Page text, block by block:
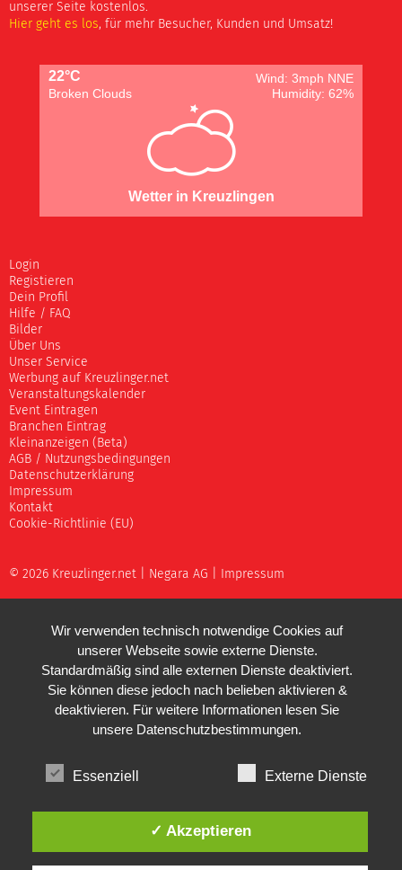
unserer Seite kostenlos.
Hier geht es los, für mehr Besucher, Kunden und Umsatz!
22°C
Wind: 3mph NNE
Broken Clouds
Humidity: 62%
Wetter in Kreuzlingen
Login
Registieren
Dein Profil
Hilfe / FAQ
Bilder
Über Uns
Unser Service
Werbung auf Kreuzlinger.net
Veranstaltungskalender
Event Eintragen
Branchen Eintrag
Kleinanzeigen (Beta)
AGB / Nutzungsbedingungen
Datenschutzerklärung
Impressum
Kontakt
Cookie-Richtlinie (EU)
© 2026 Kreuzlinger.net | Negara AG Impressum
Wir verwenden technisch notwendige Cookies auf
unserer Webseite sowie externe Dienste.
Standardmäßig sind alle externen Dienste deaktiviert.
Sie können diese jedoch nach belieben aktivieren &
deaktivieren. Für weitere Informationen lesen Sie
unsere Datenschutzbestimmungen.
Essenziell Externe Dienste
✓ Akzeptieren